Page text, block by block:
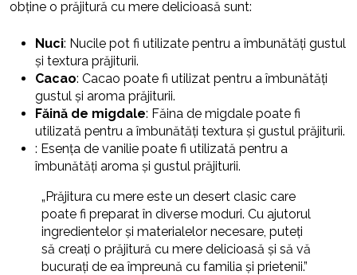
obține o prăjitură cu mere delicioasă sunt:
Nuci: Nucile pot fi utilizate pentru a îmbunătăți gustul
și textura prăjiturii.
Cacao: Cacao poate fi utilizat pentru a îmbunătăți
gustul și aroma prăjiturii.
Făină de migdale: Făina de migdale poate fi
utilizată pentru a îmbunătăți textura și gustul prăjiturii.
: Esența de vanilie poate fi utilizată pentru a
îmbunătăți aroma și gustul prăjiturii.
„Prăjitura cu mere este un desert clasic care
poate fi preparat în diverse moduri. Cu ajutorul
ingredientelor și materialelor necesare, puteți
să creați o prăjitură cu mere delicioasă și să vă
bucurați de ea împreună cu familia și prietenii.”